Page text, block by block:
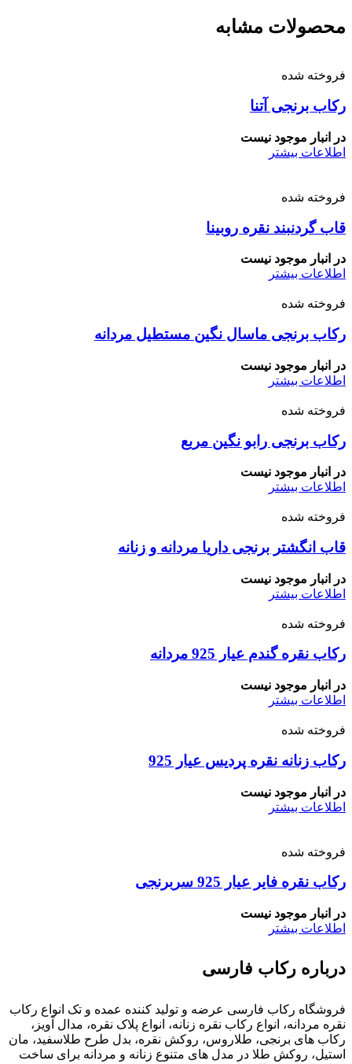
محصولات مشابه
فروخته شده
رکاب برنجی آتنا
در انبار موجود نیست
اطلاعات بیشتر
فروخته شده
قاب گردنبند نقره روبینا
در انبار موجود نیست
اطلاعات بیشتر
فروخته شده
رکاب برنجی ماسال نگین مستطیل مردانه
در انبار موجود نیست
اطلاعات بیشتر
فروخته شده
رکاب برنجی رابو نگین مربع
در انبار موجود نیست
اطلاعات بیشتر
فروخته شده
قاب انگشتر برنجی داریا مردانه و زنانه
در انبار موجود نیست
اطلاعات بیشتر
فروخته شده
رکاب نقره گندم عیار 925 مردانه
در انبار موجود نیست
اطلاعات بیشتر
فروخته شده
رکاب زنانه نقره پردیس عیار 925
در انبار موجود نیست
اطلاعات بیشتر
فروخته شده
رکاب نقره فایر عیار 925 سربرنجی
در انبار موجود نیست
اطلاعات بیشتر
درباره رکاب فارسی
فروشگاه رکاب فارسی عرضه و تولید کننده عمده و تک انواع رکاب
نقره مردانه، انواع رکاب نقره زنانه، انواع پلاک نقره، مدال آویز،
رکاب های برنجی، طلاروس، روکش نقره، بدل طرح طلاسفید، مان
استیل، روکش طلا در مدل های متنوع زنانه و مردانه برای ساخت